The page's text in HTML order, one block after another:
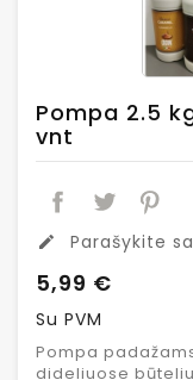
Pompa 2.5
vnt
edit Parašykite
5,99 €
Su PVM
Pompa
dideliuose